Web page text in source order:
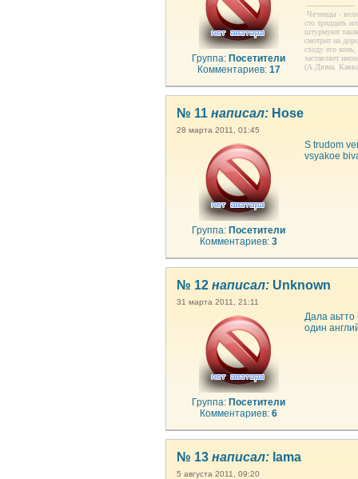
Группа: Посетители
Комментариев: 17
--------------------
Чеченцы -
сто тридцать
штурмуют
смотрит на
сходу его
заставляет
(А.Дюма.
№ 11 написал: Hose
28 марта 2011, 01:45
Группа: Посетители
Комментариев:3
S trudom
vsyakoe
№ 12 написал: Unknown
31 марта 2011, 21:11
Группа: Посетители
Комментариев:6
Дала
один
№ 13 написал: lama
5 августа 2011, 09:20